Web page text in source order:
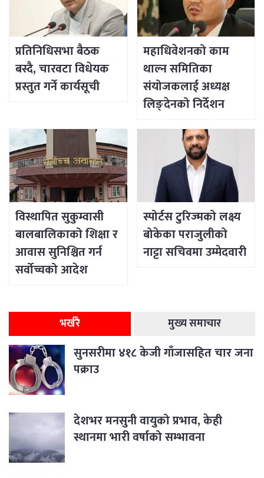
प्रतिनिधिसभा बैठक
बस्दै, चारवटा विधेयक
प्रस्तुत गर्ने कार्यसूची
महाधिवेशनको काम
थाल्न समितिका
संयोजकलाई अध्यक्ष
लिङ्देनको निर्देशन
विस्थापित सुकुम्वासी
बालबालिकाको शिक्षा र
आवास सुनिश्चित गर्न
सर्वोच्चको आदेश
स्पोर्टस टुरिज्मको लक्ष्य
बोकेका पराजुलीको
नाट्टा सचिवमा उम्मेदवारी
भर्खरै मुख्य समाचार
सुनसरीमा ४१८ केजी गाँजासहित चार जना
पक्राउ
देशभर मनसुनी वायुको प्रभाव, केही
स्थानमा भारी वर्षाको सम्भावना